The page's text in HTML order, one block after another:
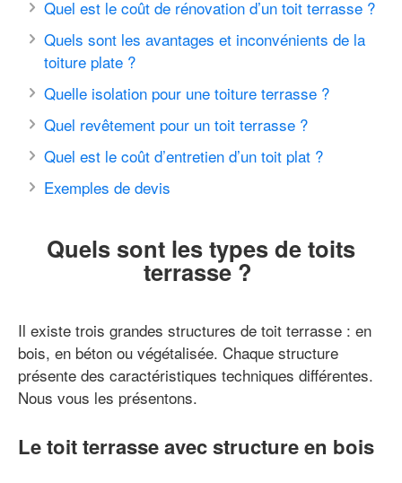
Quel est le coût de rénovation d’un toit terrasse ?
Quels sont les avantages et inconvénients de la
toiture plate ?
Quelle isolation pour une toiture terrasse ?
Quel revêtement pour un toit terrasse ?
Quel est le coût d’entretien d’un toit plat ?
Exemples de devis
Quels sont les types de toits
terrasse ?
Il existe trois grandes structures de toit terrasse : en
bois, en béton ou végétalisée. Chaque structure
présente des caractéristiques techniques différentes.
Nous vous les présentons.
Le toit terrasse avec structure en bois